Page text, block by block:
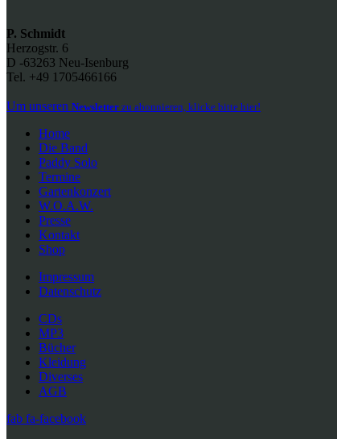
P. Schmidt
Herzogstr. 6
D -63263 Neu-Isenburg
Tel. +49 1705466166
Um unseren Newsletter zu abonnieren, klicke bitte hier!
Home
Die Band
Paddy Solo
Termine
Gartenkonzert
W.O.A.W.
Presse
Kontakt
Shop
Impressum
Datenschutz
CDs
MP3
Bücher
Kleidung
Diverses
AGB
fab fa-facebook